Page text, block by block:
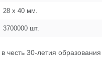
28 x 40 мм.
3700000 шт.
30-летия